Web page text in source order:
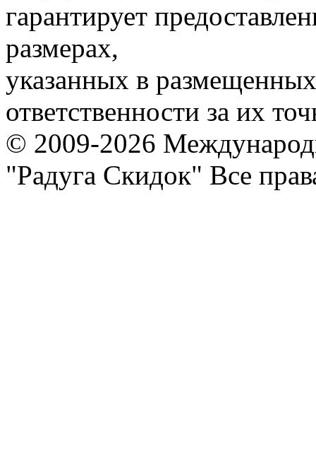
гарантирует
размерах,
указанных в
ответственности за их
© 2009-2026
"Радуга Скидок" Все